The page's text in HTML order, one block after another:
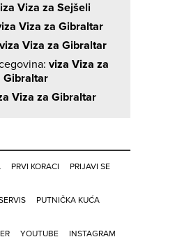
Viza za Sejšeli
Viza za Gibraltar
viza Viza za Gibraltar
viza Viza za
Gibraltar
Viza za Gibraltar
PRVI KORACI
PRIJAVI SE
PUTNIČKA KUĆA
YOUTUBE INSTAGRAM